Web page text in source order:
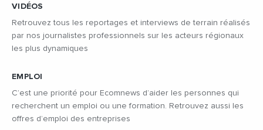
VIDÉOS
Retrouvez tous les reportages et interviews de terrain réalisés
par nos journalistes professionnels sur les acteurs régionaux
les plus dynamiques
EMPLOI
C’est une priorité pour Ecomnews d’aider les personnes qui
recherchent un emploi ou une formation. Retrouvez aussi les
offres d’emploi des entreprises